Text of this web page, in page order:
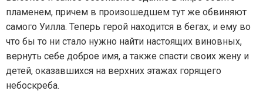
пламенем, причем в произошедшем тут же обвиняют
самого Уилла. Теперь герой находится в бегах, и ему во
что бы то ни стало нужно найти настоящих виновных,
вернуть себе доброе имя, а также спасти своих жену и
детей, оказавшихся на верхних этажах горящего
небоскреба.